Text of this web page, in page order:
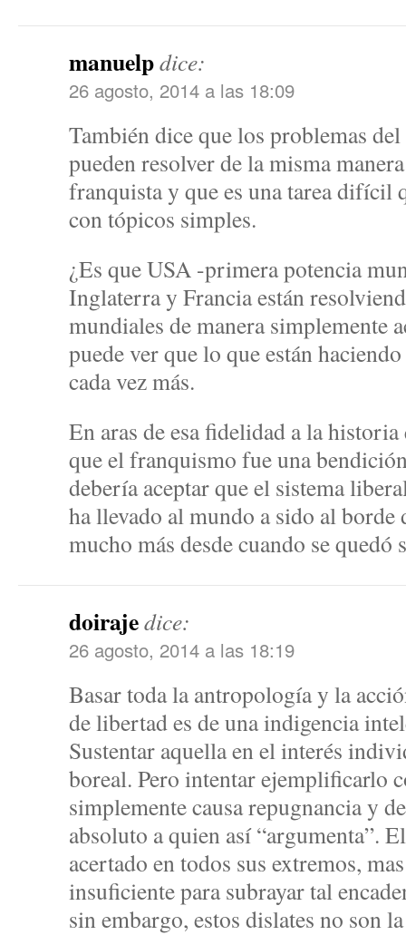
manuelpdice:
26 agosto, 2014 a las 18:09
También dice que los problemas
pueden resolver de la misma
franquista y que es una tarea difícil
con tópicos simples.
¿Es que USA -primera potencia
Inglaterra y Francia están
mundiales de manera simplemente
puede ver que lo que están
cada vez más.
En aras de esa fidelidad a la
que el franquismo fue una
debería aceptar que el sistema
ha llevado al mundo a sido al borde
mucho más desde cuando se
doirajedice:
26 agosto, 2014 a las 18:19
Basar toda la antropología y la
de libertad es de una indigencia
Sustentar aquella en el interés
boreal. Pero intentar ejemplificarlo
simplemente causa repugnancia y
absoluto a quien así “argumenta”.
acertado en todos sus extremos,
insuficiente para subrayar tal
sin embargo, estos dislates no son